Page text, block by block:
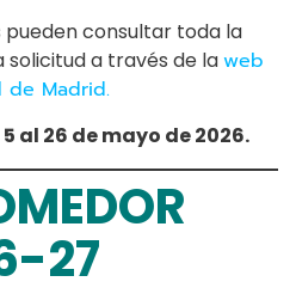
pueden consultar toda la
a través de laweb
de Madrid.
al 26 de mayo de 2026.
27